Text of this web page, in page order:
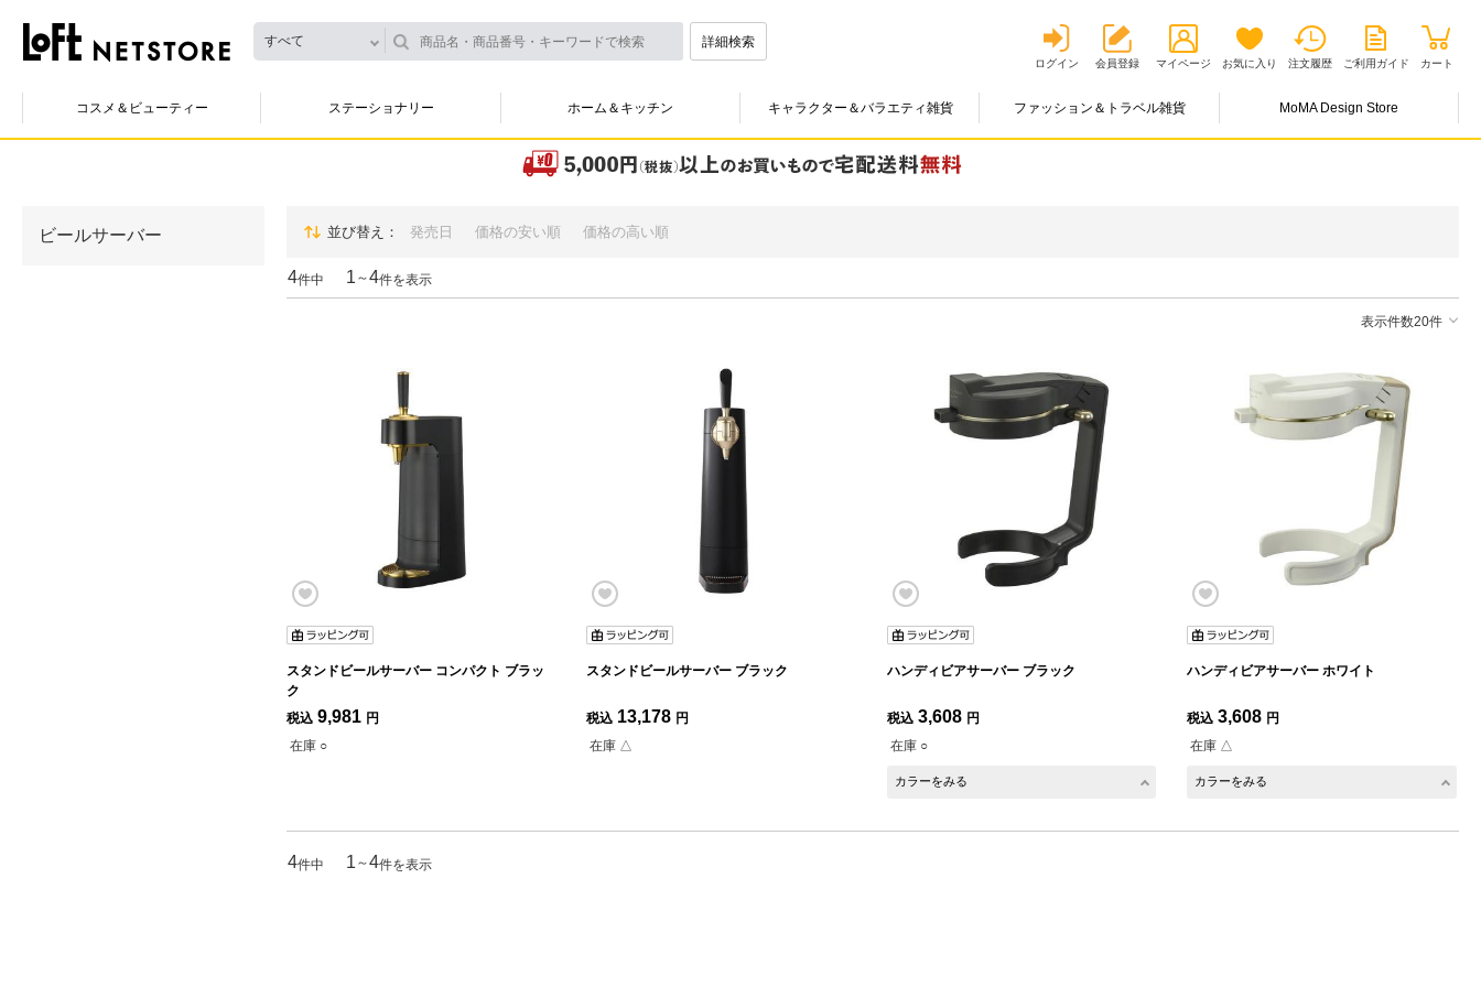
すべて 詳細検索
ログイン 会員登録 マイページ お気に入り 注文履歴 ご利用ガイド カート
コスメ＆ビューティー ステーショナリー ホーム＆キッチン キャラクター＆バラエティ雑貨 ファッション＆トラベル雑貨 MoMA Design Store
ビールサーバー 並び替え 発売日 価格の安い順 価格の高い順
4件中 1 ～4件を表示
表示件数20件
スタンドビールサーバー コンパクト ブラッ
ク
税込 9,981 円
在庫 ○
スタンドビールサーバー ブラック
税込 13,178 円
在庫 △
ハンディビアサーバー ブラック
税込 3,608 円
在庫 ○
カラーをみる
ハンディビアサーバー ホワイト
税込 3,608 円
在庫 △
カラーをみる
4件中 1 ～4件を表示